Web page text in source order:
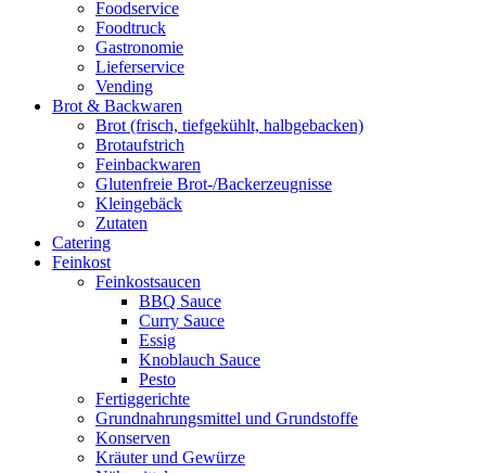
Foodservice
Foodtruck
Gastronomie
Lieferservice
Vending
Brot & Backwaren
Brot (frisch, tiefgekühlt, halbgebacken)
Brotaufstrich
Feinbackwaren
Glutenfreie Brot-/Backerzeugnisse
Kleingebäck
Zutaten
Catering
Feinkost
Feinkostsaucen
BBQ Sauce
Curry Sauce
Essig
Knoblauch Sauce
Pesto
Fertiggerichte
Grundnahrungsmittel und Grundstoffe
Konserven
Kräuter und Gewürze